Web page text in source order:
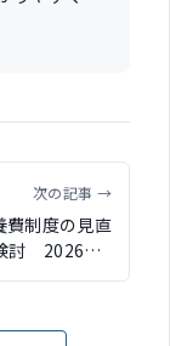
次の記事 →
費制度の見直
討 2026年8
区分の細分化
を目指す